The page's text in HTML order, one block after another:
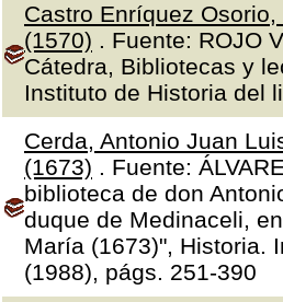
Castro Enríquez
(1570) . Fuente: ROJO
Cátedra, Bibliotecas y
Instituto de Historia del
Cerda, Antonio Juan
(1673) . Fuente:
biblioteca de don
duque de Medinaceli,
María (1673)", Historia.
(1988), págs. 251-390